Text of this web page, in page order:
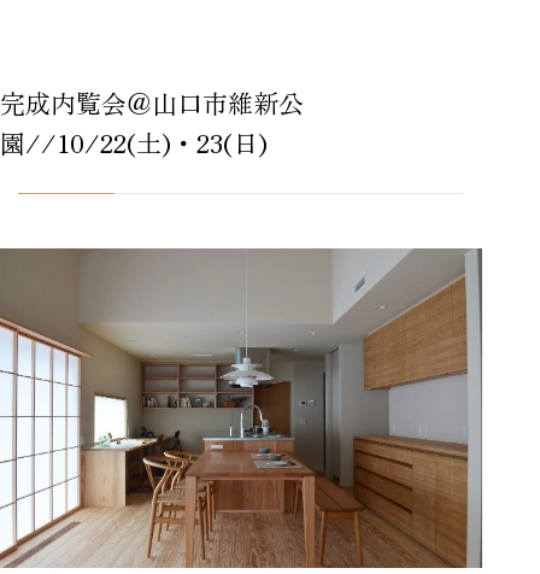
完成内覧会＠山口市維新公
園//10/22(土)・23(日)